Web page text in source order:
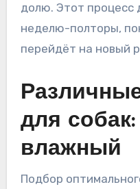
долю. Этот процесс
неделю-полторы,
перейдёт на новый
для
влажный
Подбор